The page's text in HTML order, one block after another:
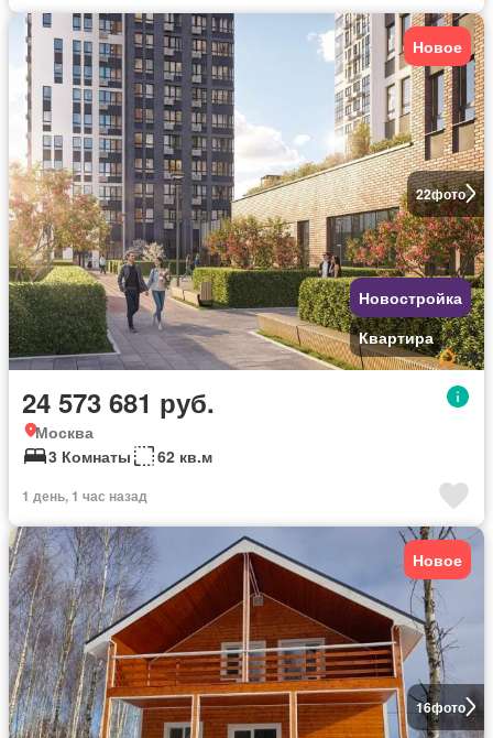
22фото
Новое
Новостройка
Квартира
24 573 681 руб.
Москва
3 Комнаты
62 кв.м
1 день, 1 час назад
16фото
Новое